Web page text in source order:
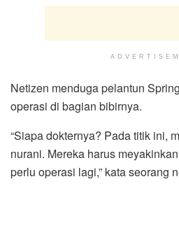
Netizen menduga pelantun
operasi di bagian bibirnya.
“Siapa dokternya? Pada titik ini,
nurani. Mereka harus
perlu operasi lagi,” kata seorang